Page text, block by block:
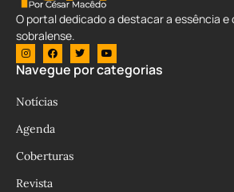
O portal dedicado a destacar a essência e
sobralense.
Navegue por categorias
Notícias
Agenda
Coberturas
Revista